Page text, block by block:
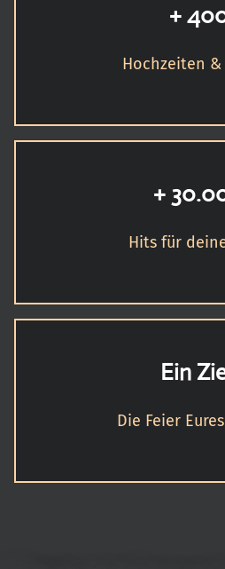
+
Hochzeiten &
+
Hits für
Ein
Die Feier